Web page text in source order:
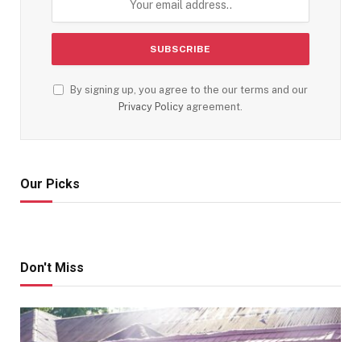
By signing up, you agree to the our terms and our
Privacy Policy agreement.
Our Picks
Don't Miss